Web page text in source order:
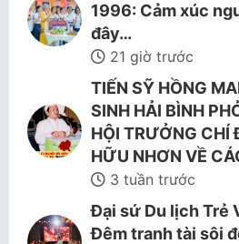
1996: Cảm xúc
đây…
21 giờ trước
TIẾN SỸ HỒNG
SINH HẢI BÌNH
HỘI TRƯỞNG CHÍ
HỮU NHƠN VỀ
3 tuần trước
Đại sứ Du lịch Trẻ
Đêm tranh tài sôi